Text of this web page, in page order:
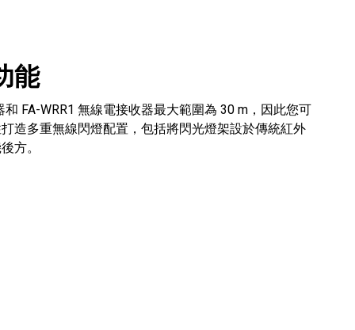
能
和 FA-WRR1 無線電接收器最大範圍為 30 m，因此您可
造多重無線閃燈配置，包括將閃光燈架設於傳統紅外
方。